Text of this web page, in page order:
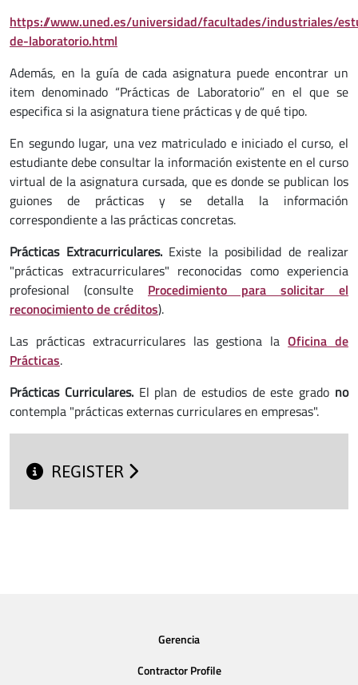
https://www.uned.es/universidad/facultades/industriales/
de-laboratorio.html
Además, en la guía de cada asignatura puede encontrar un
item denominado “Prácticas de Laboratorio” en el que se
especifica si la asignatura tiene prácticas y de qué tipo.
En segundo lugar, una vez matriculado e iniciado el curso, el
estudiante debe consultar la información existente en el curso
virtual de la asignatura cursada, que es donde se publican los
guiones de prácticas y se detalla la información
correspondiente a las prácticas concretas.
Prácticas Extracurriculares. Existe la posibilidad de realizar
"prácticas extracurriculares" reconocidas como experiencia
profesional (consulte Procedimiento para solicitar el
reconocimiento de créditos).
Las prácticas extracurriculares las gestiona laOficina de
Prácticas.
Prácticas Curriculares.El plan de estudios de este grado no
contempla "prácticas externas curriculares en empresas".
REGISTER
Gerencia
Contractor Profile